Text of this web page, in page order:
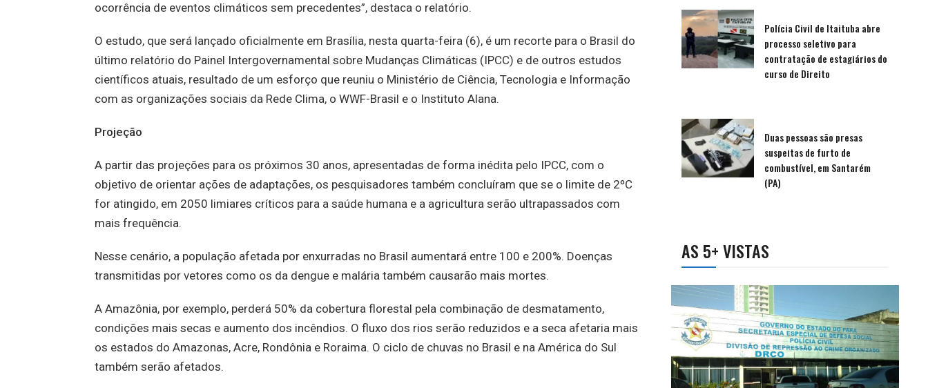
ocorrência de eventos climáticos sem precedentes”, destaca o relatório.
O estudo, que será lançado oficialmente em Brasília, nesta quarta-feira (6), é um recorte para o Brasil do
último relatório do Painel Intergovernamental sobre Mudanças Climáticas (IPCC) e de outros estudos
científicos atuais, resultado de um esforço que reuniu o Ministério de Ciência, Tecnologia e Informação
com as organizações sociais da Rede Clima, o WWF-Brasil e o Instituto Alana.
Projeção
A partir das projeções para os próximos 30 anos, apresentadas de forma inédita pelo IPCC, com o
objetivo de orientar ações de adaptações, os pesquisadores também concluíram que se o limite de 2ºC
for atingido, em 2050 limiares críticos para a saúde humana e a agricultura serão ultrapassados com
mais frequência.
Nesse cenário, a população afetada por enxurradas no Brasil aumentará entre 100 e 200%. Doenças
transmitidas por vetores como os da dengue e malária também causarão mais mortes.
A Amazônia, por exemplo, perderá 50% da cobertura florestal pela combinação de desmatamento,
condições mais secas e aumento dos incêndios. O fluxo dos rios serão reduzidos e a seca afetaria mais
os estados do Amazonas, Acre, Rondônia e Roraima. O ciclo de chuvas no Brasil e na América do Sul
também serão afetados.
Polícia Civil de Itaituba abre
processo seletivo para
contratação de estagiários do
curso de Direito
Duas pessoas são presas
suspeitas de furto de
combustível, em Santarém
(PA)
AS 5+ VISTAS